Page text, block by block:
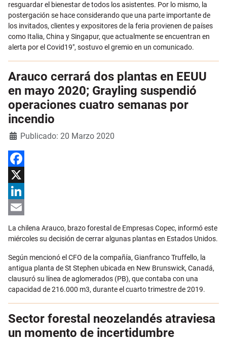
resguardar el bienestar de todos los asistentes. Por lo mismo, la
postergación se hace considerando que una parte importante de
los invitados, clientes y expositores de la feria provienen de países
como Italia, China y Singapur, que actualmente se encuentran en
alerta por el Covid19", sostuvo el gremio en un comunicado.
Arauco cerrará dos plantas en EEUU
en mayo 2020; Grayling suspendió
operaciones cuatro semanas por
incendio
DetallesPublicado: 20 Marzo 2020
Facebook
X
LinkedIn
Email
La chilena Arauco, brazo forestal de Empresas Copec, informó este
miércoles su decisión de cerrar algunas plantas en Estados Unidos.
Según mencionó el CFO de la compañía, Gianfranco Truffello, la
antigua planta de St Stephen ubicada en New Brunswick, Canadá,
clausuró su línea de aglomerados (PB), que contaba con una
capacidad de 216.000 m3, durante el cuarto trimestre de 2019.
Sector forestal neozelandés atraviesa
un momento de incertidumbre